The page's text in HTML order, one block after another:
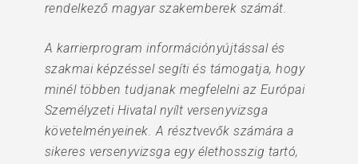
rendelkező magyar szakemberek számát.
A karrierprogram információnyújtással és
szakmai képzéssel segíti és támogatja, hogy
minél többen tudjanak megfelelni az Európai
Személyzeti Hivatal nyílt versenyvizsga
követelményeinek. A résztvevők számára a
sikeres versenyvizsga egy élethosszig tartó,